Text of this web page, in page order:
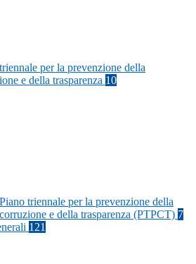
per la prevenzione della
e della trasparenza 10
Piano triennale per la prevenzione della
corruzione e della trasparenza (PTPCT) 7
121